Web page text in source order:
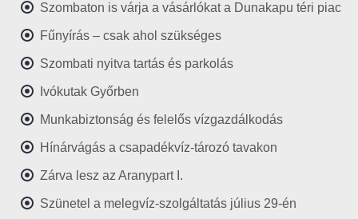
Szombaton is várja a vásárlókat a Dunakapu téri piac
Fűnyírás – csak ahol szükséges
Szombati nyitva tartás és parkolás
Ivókutak Győrben
Munkabiztonság és felelős vízgazdálkodás
Hínárvágás a csapadékvíz-tározó tavakon
Zárva lesz az Aranypart I.
Szünetel a melegvíz-szolgáltatás július 29-én